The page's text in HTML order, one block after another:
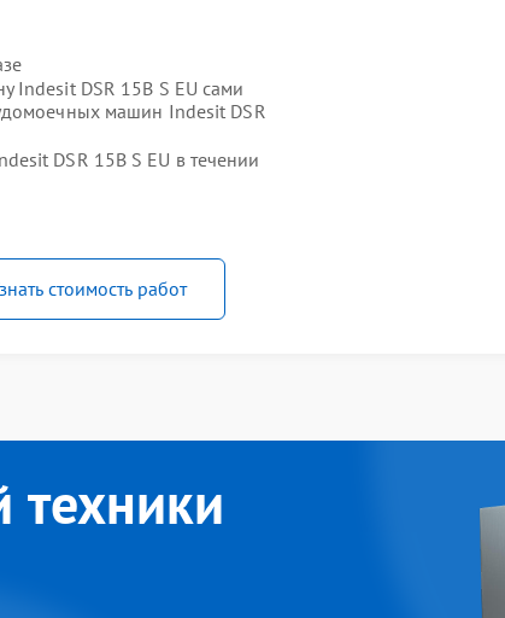
Indesit DSR 15B S EU сами
машин Indesit DSR
DSR 15B S EU в течении
стоимость работ
техники